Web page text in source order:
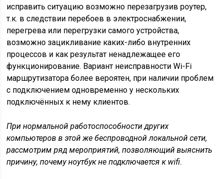
исправить ситуацию возможно перезагрузив роутер,
т.к. в следствии перебоев в электроснабжении,
перегрева или перегрузки самого устройства,
возможно зацикливание каких-либо внутренних
процессов и как результат ненадлежащее его
функционирование. Вариант неисправности Wi-Fi
маршрутизатора более вероятен, при наличии проблем
с подключением одновременно у нескольких
подключённых к нему клиентов.
При нормальной работоспособности других
компьютеров в этой же беспроводной локальной сети,
рассмотрим ряд мероприятий, позволяющий выяснить
причину, почему ноутбук не подключается к wifi.